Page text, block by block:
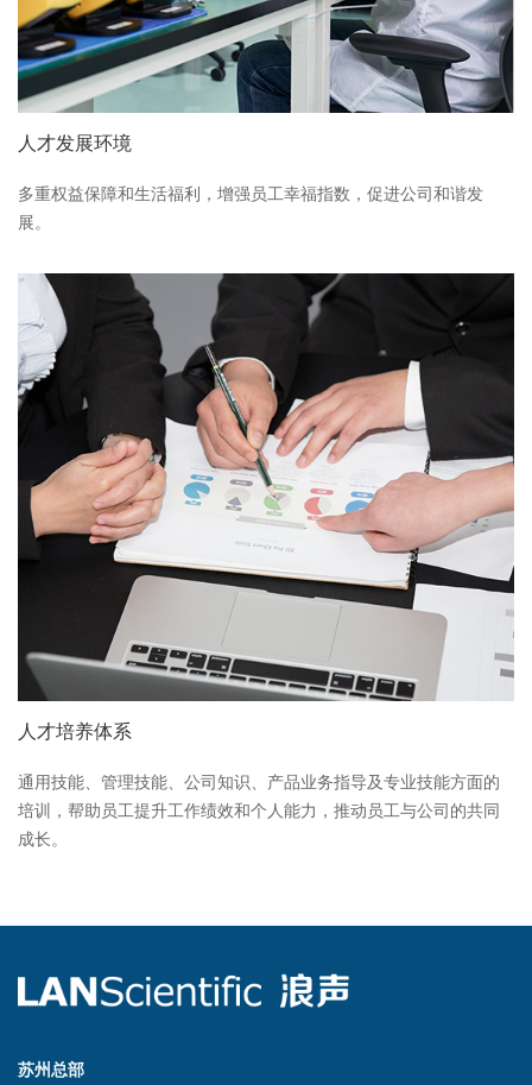
人才发展环境
多重权益保障和生活福利，增强员工幸福指数，促进公司和谐发
展。
人才培养体系
通用技能、管理技能、公司知识、产品业务指导及专业技能方面的
培训，帮助员工提升工作绩效和个人能力，推动员工与公司的共同
成长。
苏州总部